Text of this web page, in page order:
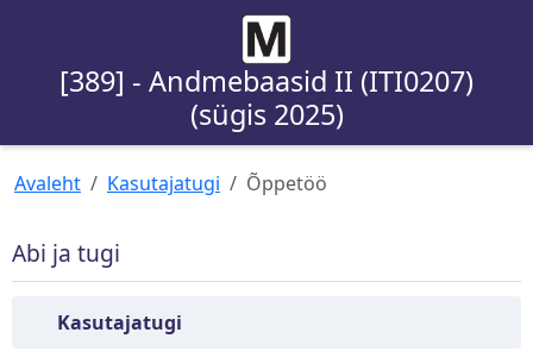
[389] - Andmebaasid II (ITI0207)
(sügis 2025)
Avaleht Kasutajatugi Õppetöö
Abi ja tugi
Kasutajatugi